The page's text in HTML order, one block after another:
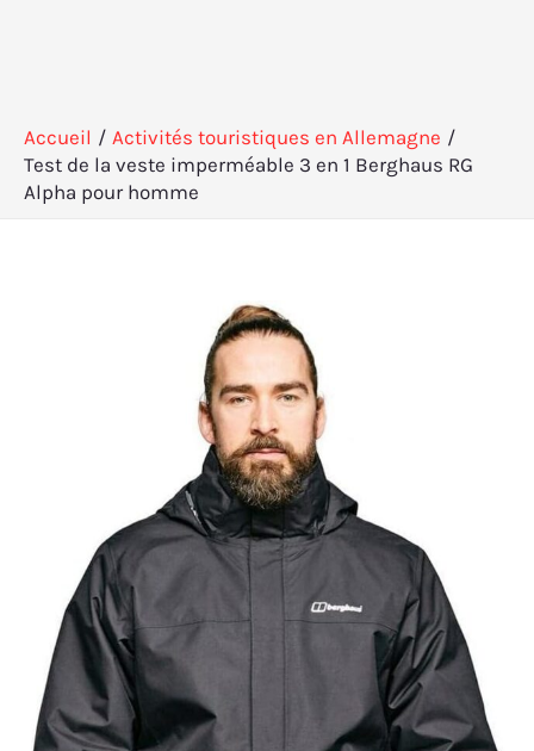
Accueil
Activités touristiques en Allemagne
Test de la veste imperméable 3 en 1 Berghaus RG
Alpha pour homme